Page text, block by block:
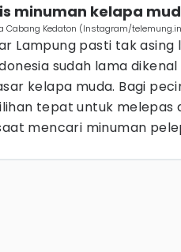
minuman kelapa
Cabang Kedaton (Instagram/
Lampung pasti tak
sudah lama
kelapa muda. Bagi
tepat untuk
mencari minuman